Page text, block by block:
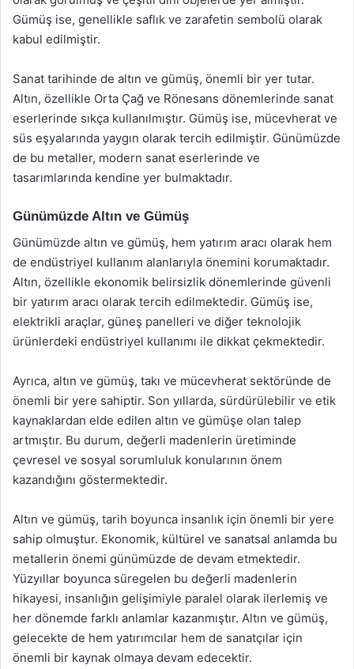
Gümüş ise, genellikle saflık ve zarafetin sembolü olarak
kabul edilmiştir.
Sanat tarihinde de altın ve gümüş, önemli bir yer tutar.
Altın, özellikle Orta Çağ ve Rönesans dönemlerinde sanat
eserlerinde sıkça kullanılmıştır. Gümüş ise, mücevherat ve
süs eşyalarında yaygın olarak tercih edilmiştir. Günümüzde
de bu metaller, modern sanat eserlerinde ve
tasarımlarında kendine yer bulmaktadır.
Günümüzde Altın ve Gümüş
Günümüzde altın ve gümüş, hem yatırım aracı olarak hem
de endüstriyel kullanım alanlarıyla önemini korumaktadır.
Altın, özellikle ekonomik belirsizlik dönemlerinde güvenli
bir yatırım aracı olarak tercih edilmektedir. Gümüş ise,
elektrikli araçlar, güneş panelleri ve diğer teknolojik
ürünlerdeki endüstriyel kullanımı ile dikkat çekmektedir.
Ayrıca, altın ve gümüş, takı ve mücevherat sektöründe de
önemli bir yere sahiptir. Son yıllarda, sürdürülebilir ve etik
kaynaklardan elde edilen altın ve gümüşe olan talep
artmıştır. Bu durum, değerli madenlerin üretiminde
çevresel ve sosyal sorumluluk konularının önem
kazandığını göstermektedir.
Altın ve gümüş, tarih boyunca insanlık için önemli bir yere
sahip olmuştur. Ekonomik, kültürel ve sanatsal anlamda bu
metallerin önemi günümüzde de devam etmektedir.
Yüzyıllar boyunca süregelen bu değerli madenlerin
hikayesi, insanlığın gelişimiyle paralel olarak ilerlemiş ve
her dönemde farklı anlamlar kazanmıştır. Altın ve gümüş,
gelecekte de hem yatırımcılar hem de sanatçılar için
önemli bir kaynak olmaya devam edecektir.